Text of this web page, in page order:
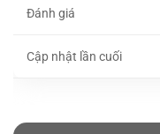
Đánh giá
Cập nhật lần cuối